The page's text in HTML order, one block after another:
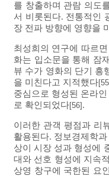
를 창출하며 관람 의도
서 비롯된다. 전통적인
장 전파 방향에 영향을
최성희의 연구에 따르
화는 입소문을 통해 잠
뷰 수가 영화의 단기 흥
을 미친다고 지적했다
중심으로 형성된 온라
로 확인되었다[56] .
이러한 관객 평점과 리
활용된다. 정보경제학
상이 시장 성과 형성에
대와 선호 형성에 지속
상영 창구에 국한된 요